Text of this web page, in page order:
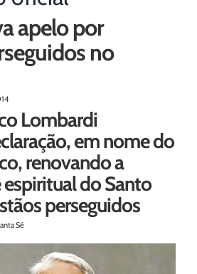
apelo por
no
Lombardi
em nome do
renovando a
do Santo
perseguidos
Sé